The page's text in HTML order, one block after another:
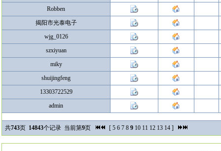
Robben
揭阳市光泰电子
wjg_0126
szxiyuan
miky
shuijingfeng
13303722529
admin
共743页 14843个记录 当前第9页 [ 5 6 7 8 9 10 11 12 13 14 ]